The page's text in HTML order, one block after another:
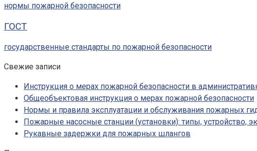
нормы пожарной безопасности
ГОСТ
государственные стандарты по пожарной безопасности
Свежие записи
Инструкция о мерах пожарной безопасности в
Общеобъектовая инструкция о мерах пожарной безопасности
Нормы и правила эксплуатации и обслуживания пожарных
Пожарные насосные станции (установки): типы, устройство,
Рукавные задержки для пожарных шлангов